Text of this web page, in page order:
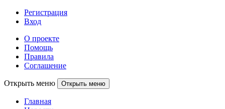
Регистрация
Вход
О проекте
Помощь
Правила
Соглашение
Открыть меню Открыть меню
Главная